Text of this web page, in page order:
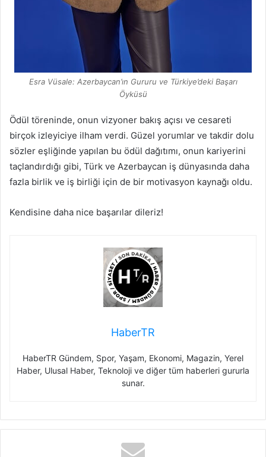
Esra Vüsale: Azerbaycan’ın Gururu ve Türkiye’deki Başarı
Öyküsü
Ödül töreninde, onun vizyoner bakış açısı ve cesareti
birçok izleyiciye ilham verdi. Güzel yorumlar ve takdir dolu
sözler eşliğinde yapılan bu ödül dağıtımı, onun kariyerini
taçlandırdığı gibi, Türk ve Azerbaycan iş dünyasında daha
fazla birlik ve iş birliği için de bir motivasyon kaynağı oldu.
Kendisine daha nice başarılar dileriz!
HaberTR
HaberTR Gündem, Spor, Yaşam, Ekonomi, Magazin, Yerel
Haber, Ulusal Haber, Teknoloji ve diğer tüm haberleri gururla
sunar.